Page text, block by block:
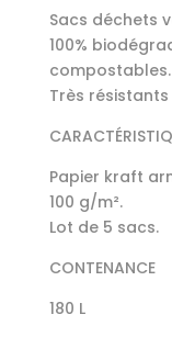
Sacs déchets
100%
compostables.
Très
Papier kraft
100 g/m².
Lot de 5 sacs.
CONTENANCE
180 L